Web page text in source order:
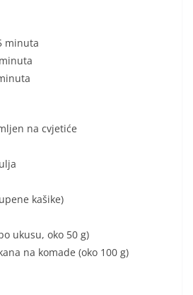
minuta
na cvjetiće
kašike)
ukusu, oko 50 g)
na komade (oko 100 g)